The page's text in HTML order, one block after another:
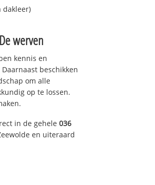
dakleer)
werven
kennis en
beschikken
om alle
op te lossen.
in de gehele 036
en uiteraard